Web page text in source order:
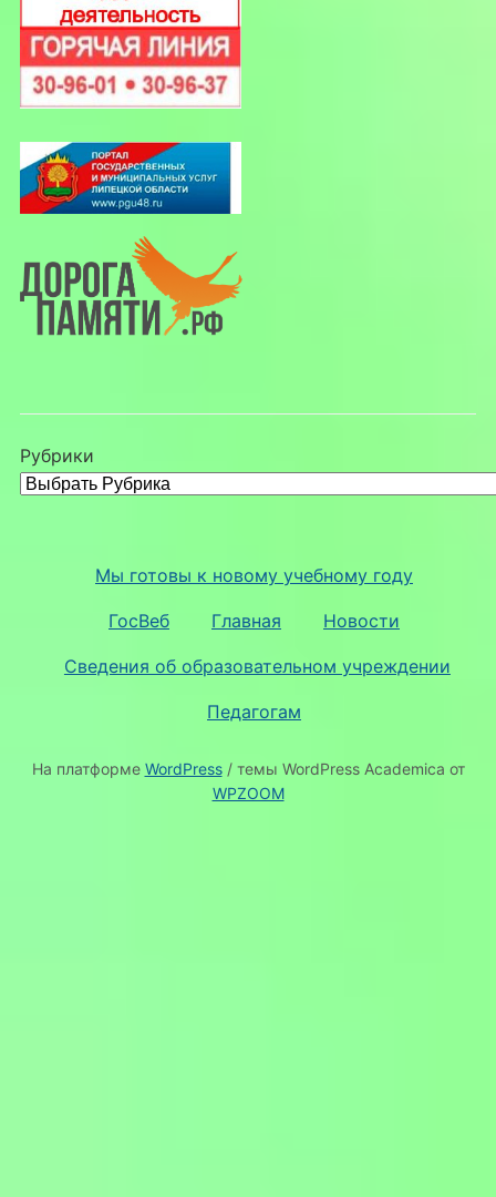
Рубрики
Мы готовы к новому учебному году
ГосВеб Главная Новости
Сведения об образовательном учреждении
Педагогам
На платформе WordPress/ темы WordPress Academica от
WPZOOM